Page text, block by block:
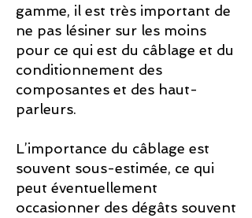
gamme, il est très important de
ne pas lésiner sur les moins
pour ce qui est du câblage et du
conditionnement des
composantes et des haut-
parleurs.
L’importance du câblage est
souvent sous-estimée, ce qui
peut éventuellement
occasionner des dégâts souvent